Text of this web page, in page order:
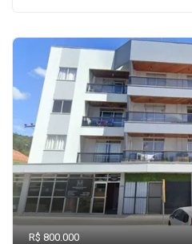
R$ 800.000